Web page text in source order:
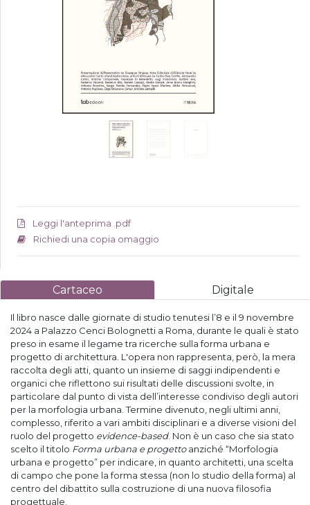
Leggi l'anteprima .pdf
Richiedi una copia omaggio
Cartaceo Digitale
Il libro nasce dalle giornate di studio tenutesi l’8 e il 9 novembre
2024 a Palazzo Cenci Bolognetti a Roma, durante le quali è stato
preso in esame il legame tra ricerche sulla forma urbana e
progetto di architettura. L'opera non rappresenta, però, la mera
raccolta degli atti, quanto un insieme di saggi indipendenti e
organici che riflettono sui risultati delle discussioni svolte, in
particolare dal punto di vista dell’interesse condiviso degli autori
per la morfologia urbana. Termine divenuto, negli ultimi anni,
complesso, riferito a vari ambiti disciplinari e a diverse visioni del
ruolo del progetto evidence-based. Non è un caso che sia stato
scelto il titolo Forma urbana e progettoanziché “Morfologia
urbana e progetto” per indicare, in quanto architetti, una scelta
di campo che pone la forma stessa (non lo studio della forma) al
centro del dibattito sulla costruzione di una nuova filosofia
progettuale.